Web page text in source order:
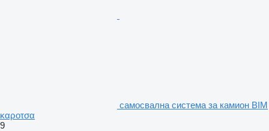
самосвална система за камион ΒΙΜ
καροτσα
9